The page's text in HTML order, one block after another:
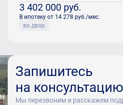
3 402 000 руб.
В ипотеку от 14 278 руб./мес.
во двор
Запишитесь
на консультацию
Мы перезвоним и расскажем